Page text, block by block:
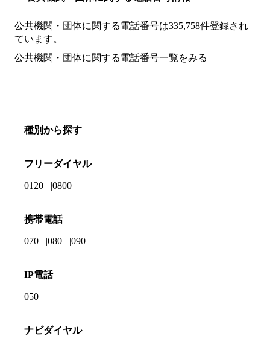
公共機関・団体に関する電話番号は335,758件登録され
ています。
公共機関・団体に関する電話番号一覧をみる
種別から探す
フリーダイヤル
0120 0800
携帯電話
070 080 090
IP電話
050
ナビダイヤル